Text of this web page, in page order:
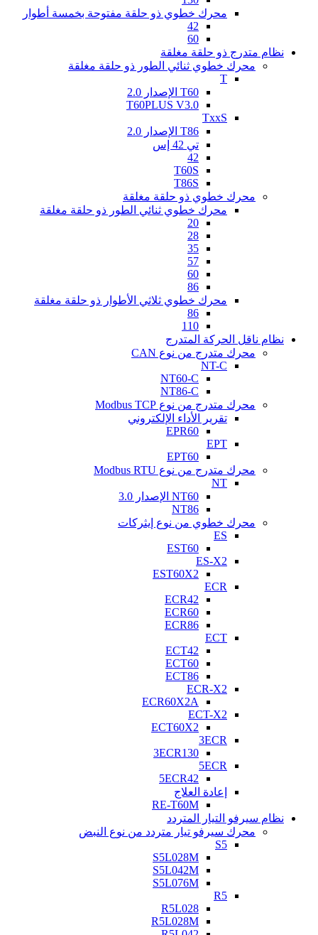
محرك خطوي ذو حلقة مفتوحة بخمسة أطوار
42
60
نظام متدرج ذو حلقة مغلقة
محرك خطوي ثنائي الطور ذو حلقة مغلقة
T
T60 الإصدار 2.0
T60PLUS V3.0
TxxS
T86 الإصدار 2.0
تي 42 إس
42
T60S
T86S
محرك خطوي ذو حلقة مغلقة
محرك خطوي ثنائي الطور ذو حلقة مغلقة
20
28
35
57
60
86
محرك خطوي ثلاثي الأطوار ذو حلقة مغلقة
86
110
نظام ناقل الحركة المتدرج
محرك متدرج من نوع CAN
NT-C
NT60-C
NT86-C
محرك متدرج من نوع Modbus TCP
تقرير الأداء الإلكتروني
EPR60
EPT
EPT60
محرك متدرج من نوع Modbus RTU
NT
NT60 الإصدار 3.0
NT86
محرك خطوي من نوع إيثركات
ES
EST60
ES-X2
EST60X2
ECR
ECR42
ECR60
ECR86
ECT
ECT42
ECT60
ECT86
ECR-X2
ECR60X2A
ECT-X2
ECT60X2
3ECR
3ECR130
5ECR
5ECR42
إعادة العلاج
RE-T60M
نظام سيرفو التيار المتردد
محرك سيرفو تيار متردد من نوع النبض
S5
S5L028M
S5L042M
S5L076M
R5
R5L028
R5L028M